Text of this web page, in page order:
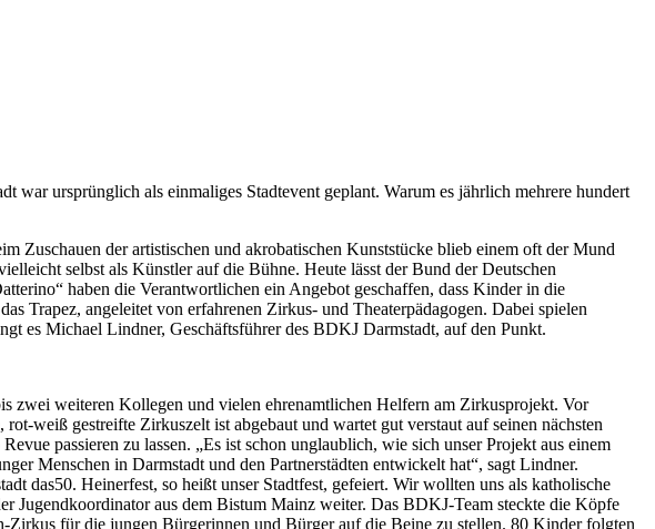
ursprünglich als einmaliges Stadtevent geplant. Warum es jährlich mehrere hundert
Zuschauen der artistischen und akrobatischen Kunststücke blieb einem oft der Mund
selbst als Künstler auf die Bühne. Heute lässt der Bund der Deutschen
haben die Verantwortlichen ein Angebot geschaffen, dass Kinder in die
Trapez, angeleitet von erfahrenen Zirkus- und Theaterpädagogen. Dabei spielen
es Michael Lindner, Geschäftsführer des BDKJ Darmstadt, auf den Punkt.
zwei weiteren Kollegen und vielen ehrenamtlichen Helfern am Zirkusprojekt. Vor
weiß gestreifte Zirkuszelt ist abgebaut und wartet gut verstaut auf seinen nächsten
passieren zu lassen. „Es ist schon unglaublich, wie sich unser Projekt aus einem
Menschen in Darmstadt und den Partnerstädten entwickelt hat“, sagt Lindner.
das50. Heinerfest, so heißt unser Stadtfest, gefeiert. Wir wollten uns als katholische
Jugendkoordinator aus dem Bistum Mainz weiter. Das BDKJ-Team steckte die Köpfe
für die jungen Bürgerinnen und Bürger auf die Beine zu stellen. 80 Kinder folgten